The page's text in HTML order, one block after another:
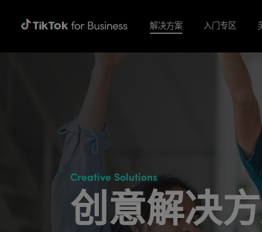
解决方案 入门专区
Creative Solutions
创意解决